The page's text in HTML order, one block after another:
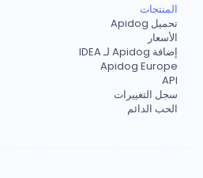
المنتجات
تحميل Apidog
الأسعار
إضافة Apidog لـ IDEA
Apidog Europe
API
سجل التغييرات
الحب الدائم